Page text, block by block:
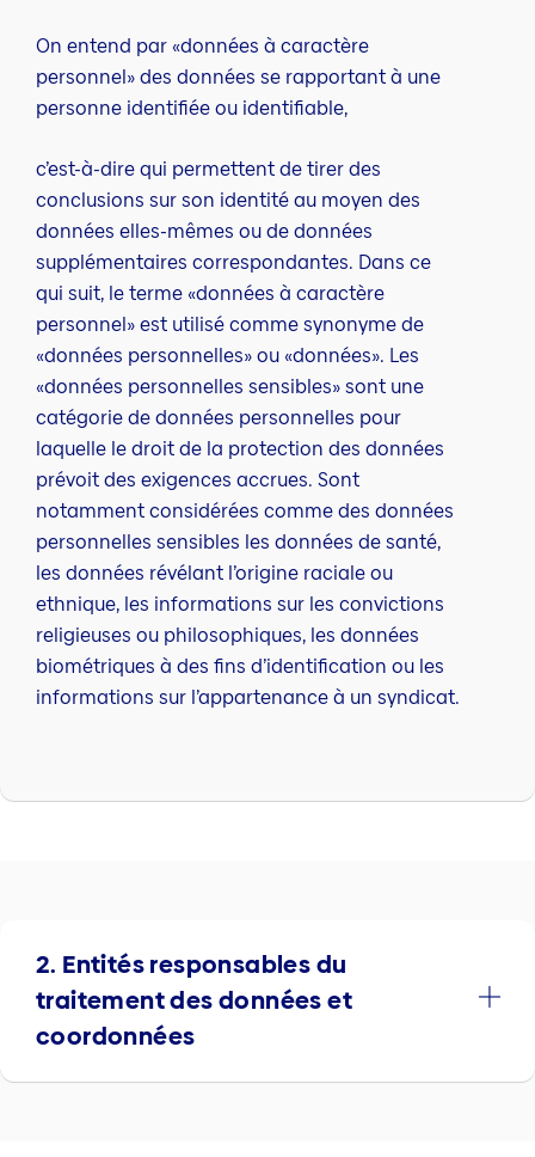
On entend par «données à caractère
personnel» des données se rapportant à une
personne identifiée ou identifiable,
c’est-à-dire qui permettent de tirer des
conclusions sur son identité au moyen des
données elles-mêmes ou de données
supplémentaires correspondantes. Dans ce
qui suit, le terme «données à caractère
personnel» est utilisé comme synonyme de
«données personnelles» ou «données». Les
«données personnelles sensibles» sont une
catégorie de données personnelles pour
laquelle le droit de la protection des données
prévoit des exigences accrues. Sont
notamment considérées comme des données
personnelles sensibles les données de santé,
les données révélant l’origine raciale ou
ethnique, les informations sur les convictions
religieuses ou philosophiques, les données
biométriques à des fins d’identification ou les
informations sur l’appartenance à un syndicat.
2. Entités responsables du
traitement des données et
coordonnées